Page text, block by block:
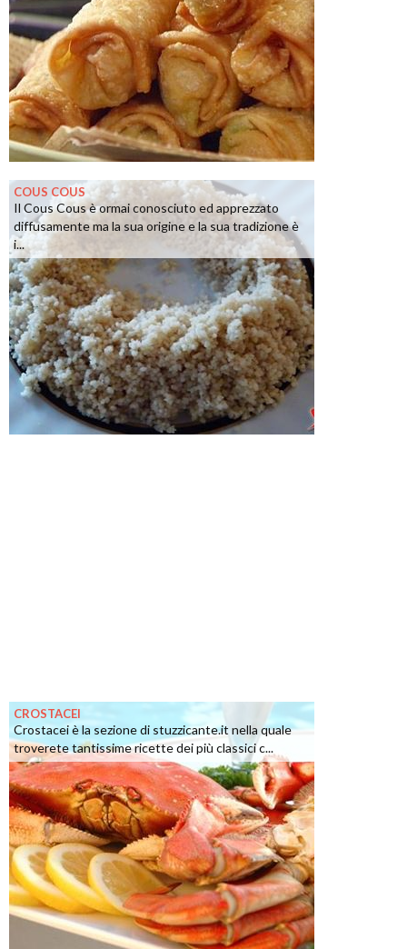
COUS COUS
Il Cous Cous è ormai conosciuto ed apprezzato
diffusamente ma la sua origine e la sua tradizione è
i...
CROSTACEI
Crostacei è la sezione di stuzzicante.it nella quale
troverete tantissime ricette dei più classici c...